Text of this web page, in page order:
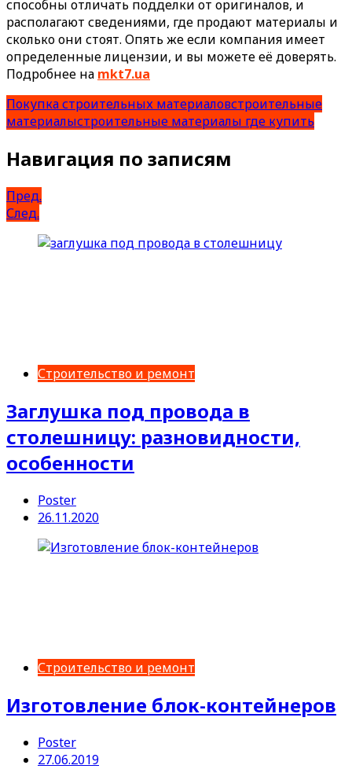
способны отличать подделки от оригиналов, и
располагают сведениями, где продают материалы и
сколько они стоят. Опять же если компания имеет
определенные лицензии, и вы можете её доверять.
Подробнее на mkt7.ua
Покупка строительных материаловстроительные
материалыстроительные материалы где купить
Навигация по записям
Пред.
След.
Строительство и ремонт
Заглушка под провода в
столешницу: разновидности,
особенности
Poster
26.11.2020
Строительство и ремонт
Изготовление блок-контейнеров
Poster
27.06.2019